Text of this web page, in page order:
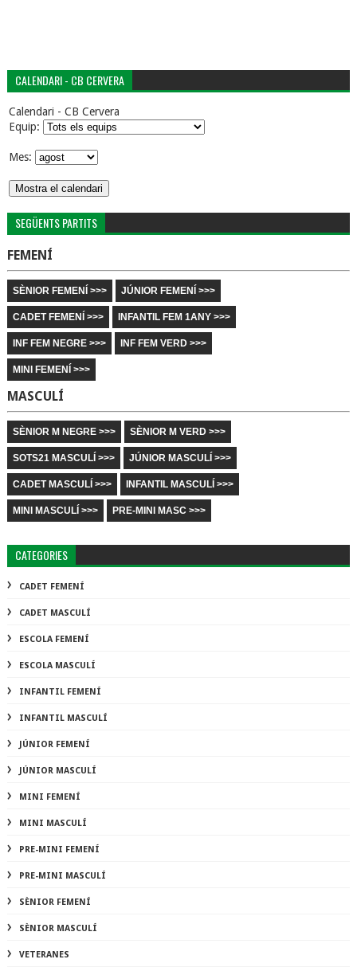
CALENDARI - CB CERVERA
Calendari - CB Cervera
Equip:
Mes:
SEGÜENTS PARTITS
FEMENÍ
SÈNIOR FEMENÍ >>> JÚNIOR FEMENÍ >>>
CADET FEMENÍ >>> INFANTIL FEM 1ANY >>>
INF FEM NEGRE >>> INF FEM VERD >>>
MINI FEMENÍ >>>
MASCULÍ
SÈNIOR M NEGRE >>> SÈNIOR M VERD >>>
SOTS21 MASCULÍ >>> JÚNIOR MASCULÍ >>>
CADET MASCULÍ >>> INFANTIL MASCULÍ >>>
MINI MASCULÍ >>> PRE-MINI MASC >>>
CATEGORIES
CADET FEMENÍ
CADET MASCULÍ
ESCOLA FEMENÍ
ESCOLA MASCULÍ
INFANTIL FEMENÍ
INFANTIL MASCULÍ
JÚNIOR FEMENÍ
JÚNIOR MASCULÍ
MINI FEMENÍ
MINI MASCULÍ
PRE-MINI FEMENÍ
PRE-MINI MASCULÍ
SÈNIOR FEMENÍ
SÈNIOR MASCULÍ
VETERANES